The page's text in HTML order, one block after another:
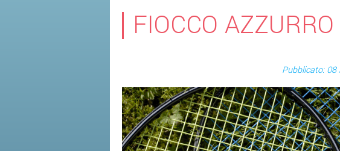
FIOCCO
Pubblicato: 08